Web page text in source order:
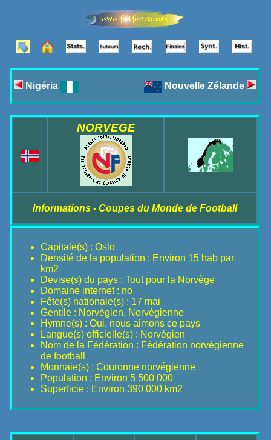
Nigéria Nouvelle Zélande
NORVEGE
Informations - Coupes du Monde de Football
Capitale(s) : Oslo
Densité de la population : Environ 15 hab par
km2
Devise(s) du pays : Tout pour la Norvège
Domaine internet : no
Fête(s) nationale(s) : 17 mai
Gentile : Norvègien, Norvègienne
Hymne(s) : Oui, nous aimons ce pays
Langue(s) officielle(s) : Norvégien
Nom de la Fédération : Fédération norvégienne
de football
Monnaie(s) : Couronne norvégienne
Population : Environ 5 500 000
Superficie : Environ 390 000 km2